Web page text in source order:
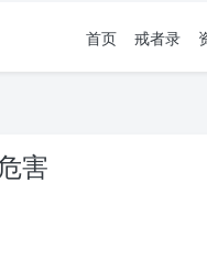
首页 戒者录
害